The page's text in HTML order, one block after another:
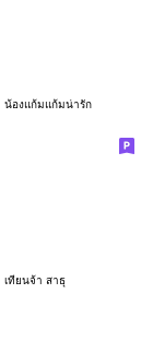
น้องแก้มแก้มน่ารัก
เทียนจ้า สาธุ